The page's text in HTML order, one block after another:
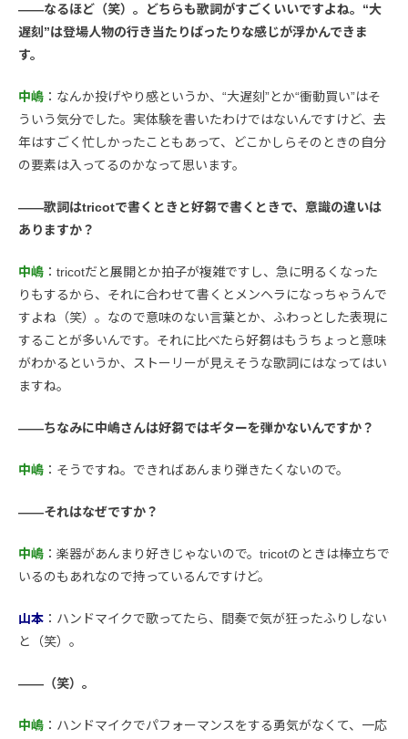
――なるほど（笑）。どちらも歌詞がすごくいいですよね。“大
遅刻”は登場人物の行き当たりばったりな感じが浮かんできま
す。
中嶋 ：なんか投げやり感というか、“大遅刻”とか“衝動買い”はそ
ういう気分でした。実体験を書いたわけではないんですけど、去
年はすごく忙しかったこともあって、どこかしらそのときの自分
の要素は入ってるのかなって思います。
――歌詞はtricotで書くときと好芻で書くときで、意識の違いは
ありますか？
中嶋 ：tricotだと展開とか拍子が複雑ですし、急に明るくなった
りもするから、それに合わせて書くとメンヘラになっちゃうんで
すよね（笑）。なので意味のない言葉とか、ふわっとした表現に
することが多いんです。それに比べたら好芻はもうちょっと意味
がわかるというか、ストーリーが見えそうな歌詞にはなってはい
ますね。
――ちなみに中嶋さんは好芻ではギターを弾かないんですか？
中嶋 ：そうですね。できればあんまり弾きたくないので。
――それはなぜですか？
中嶋 ：楽器があんまり好きじゃないので。tricotのときは棒立ちで
いるのもあれなので持っているんですけど。
山本 ：ハンドマイクで歌ってたら、間奏で気が狂ったふりしない
と（笑）。
――（笑）。
中嶋 ：ハンドマイクでパフォーマンスをする勇気がなくて、一応